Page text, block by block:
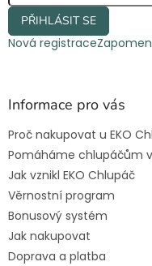
PŘIHLÁSIT SE
Nová registrace
Informace pro vás
Proč nakupovat u EKO
Pomáháme chlupáčům
Jak vznikl EKO Chlupáč
Věrnostní program
Bonusový systém
Jak nakupovat
Doprava a platba